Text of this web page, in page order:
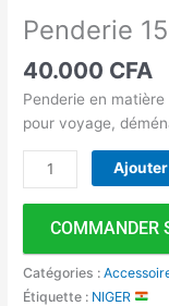
Penderie
40.000 CFA
Penderie en
pour voyage,
COMMANDER
Catégories :
Étiquette : NIGER